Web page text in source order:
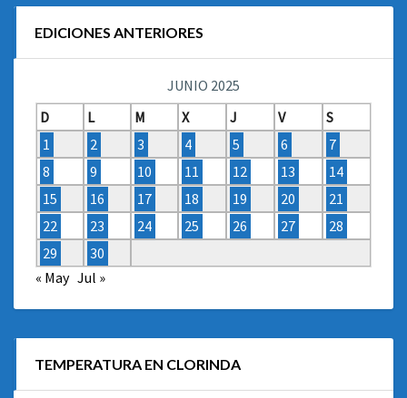
EDICIONES ANTERIORES
JUNIO 2025
D
L M X J V
S
1
2 3 4 5 6
7
8
9 10 11 12 13
14
15
16 17 18 19 20
21
22
23 24 25 26 27
28
29
30
« May Jul »
TEMPERATURA EN CLORINDA